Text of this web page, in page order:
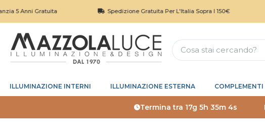
Gratuita Spedizione Gratuita Per L'Italia Sopra I 150€
ILLUMINAZIONE INTERNI ILLUMINAZIONE ESTERNA COMPLEMENTI
Termina tra 17g 5h 35m 3s